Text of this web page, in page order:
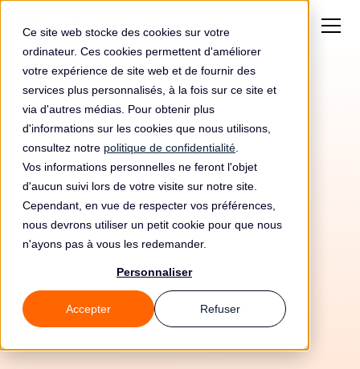
Ce site web stocke des cookies sur votre
ordinateur. Ces cookies permettent d'améliorer
votre expérience de site web et de fournir des
services plus personnalisés, à la fois sur ce site et
via d'autres médias. Pour obtenir plus
d'informations sur les cookies que nous utilisons,
consultez notre politique de confidentialité
Vos informations personnelles ne feront l'objet
d'aucun suivi lors de votre visite sur notre site.
Cependant, en vue de respecter vos préférences,
nous devrons utiliser un petit cookie pour que nous
n'ayons pas à vous les redemander.
Personnaliser
Accepter Refuser
11/6/26